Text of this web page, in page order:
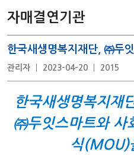
자매결연기관
한국새생명복지재단, ㈜두
관리자 2023-04-20 2015
한국새생명복지
㈜두잇스마트와 사
식(MOU)